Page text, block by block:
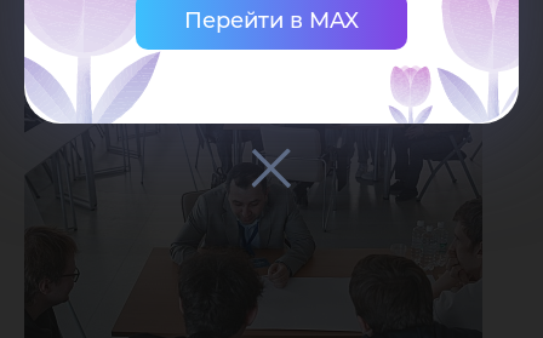
Перейти в MAX